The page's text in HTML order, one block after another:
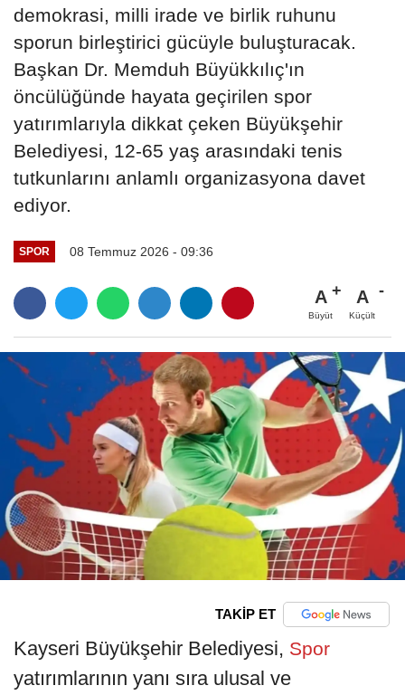
demokrasi, milli irade ve birlik ruhunu
sporun birleştirici gücüyle buluşturacak.
Başkan Dr. Memduh Büyükkılıç'ın
öncülüğünde hayata geçirilen spor
yatırımlarıyla dikkat çeken Büyükşehir
Belediyesi, 12-65 yaş arasındaki tenis
tutkunlarını anlamlı organizasyona davet
ediyor.
SPOR 08 Temmuz 2026 - 09:36
A
Büyüt
A
Küçült
TAKİP ET
Kayseri Büyükşehir Belediyesi, Spor
yatırımlarının yanı sıra ulusal ve